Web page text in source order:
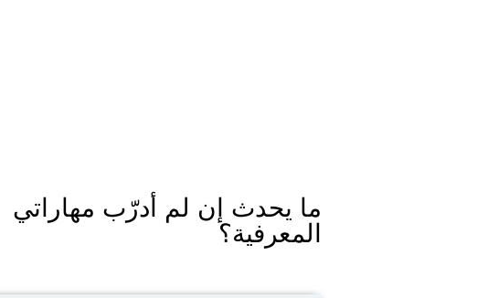
ما يحدث إن لم أدرّب مهاراتي
المعرفية؟